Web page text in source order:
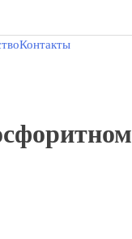
Контакты